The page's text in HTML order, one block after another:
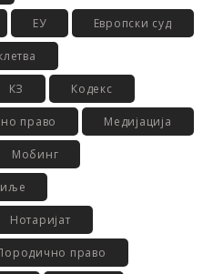
ЕУ Европски суд
КЗ Кодекс
право Медијација
Мобинг
Нотаријат
право